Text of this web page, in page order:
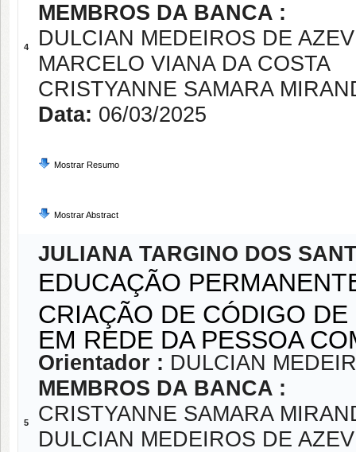
4
MEMBROS DA BANCA :
DULCIAN MEDEIROS DE
MARCELO VIANA DA COSTA
CRISTYANNE SAMARA
Data: 06/03/2025
Mostrar Resumo
Mostrar Abstract
5
JULIANA TARGINO DOS
EDUCAÇÃO
CRIAÇÃO DE CÓDIGO
EM REDE DA PESSOA
Orientador : DULCIAN
MEMBROS DA BANCA :
CRISTYANNE SAMARA
DULCIAN MEDEIROS DE